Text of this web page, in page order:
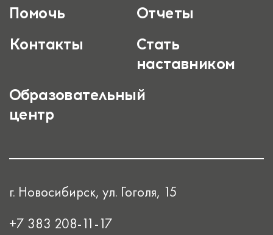
Помочь
Отчеты
Контакты
Стать
наставником
Образовательный
центр
г. Новосибирск, ул. Гоголя, 15
+7 383 208-11-17